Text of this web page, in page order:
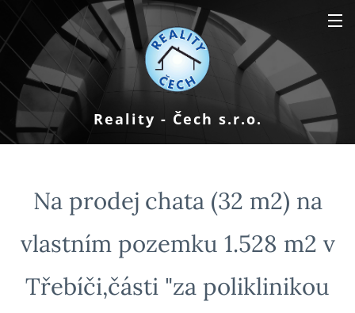
Reality - Čech s.r.o.
Na prodej chata (32 m2) na
vlastním pozemku 1.528 m2 v
Třebíči,části "za poliklinikou